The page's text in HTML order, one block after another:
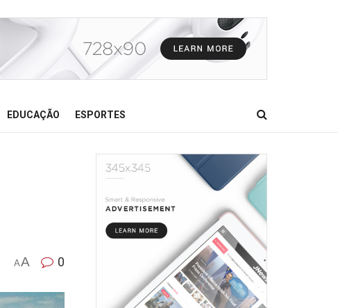
EDUCAÇÃO ESPORTES
AA 0